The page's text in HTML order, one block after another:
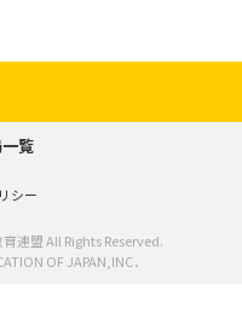
覧
シー
連盟 All Rights Reserved.
OF JAPAN,INC．